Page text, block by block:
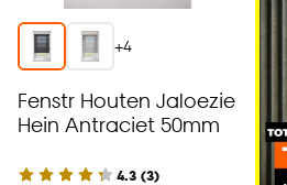
+4
Fenstr Houten Jaloezie
Hein Antraciet 50mm
4.3 (3)